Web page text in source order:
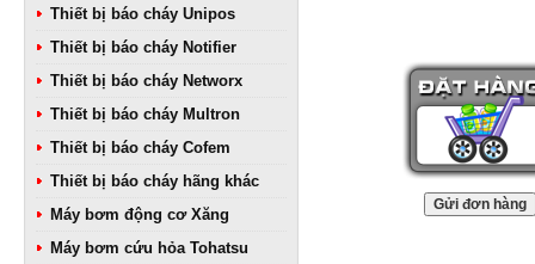
Thiết bị báo cháy Unipos
Thiết bị báo cháy Notifier
Thiết bị báo cháy Networx
Thiết bị báo cháy Multron
Thiết bị báo cháy Cofem
Thiết bị báo cháy hãng khác
Máy bơm động cơ Xăng
Máy bơm cứu hỏa Tohatsu